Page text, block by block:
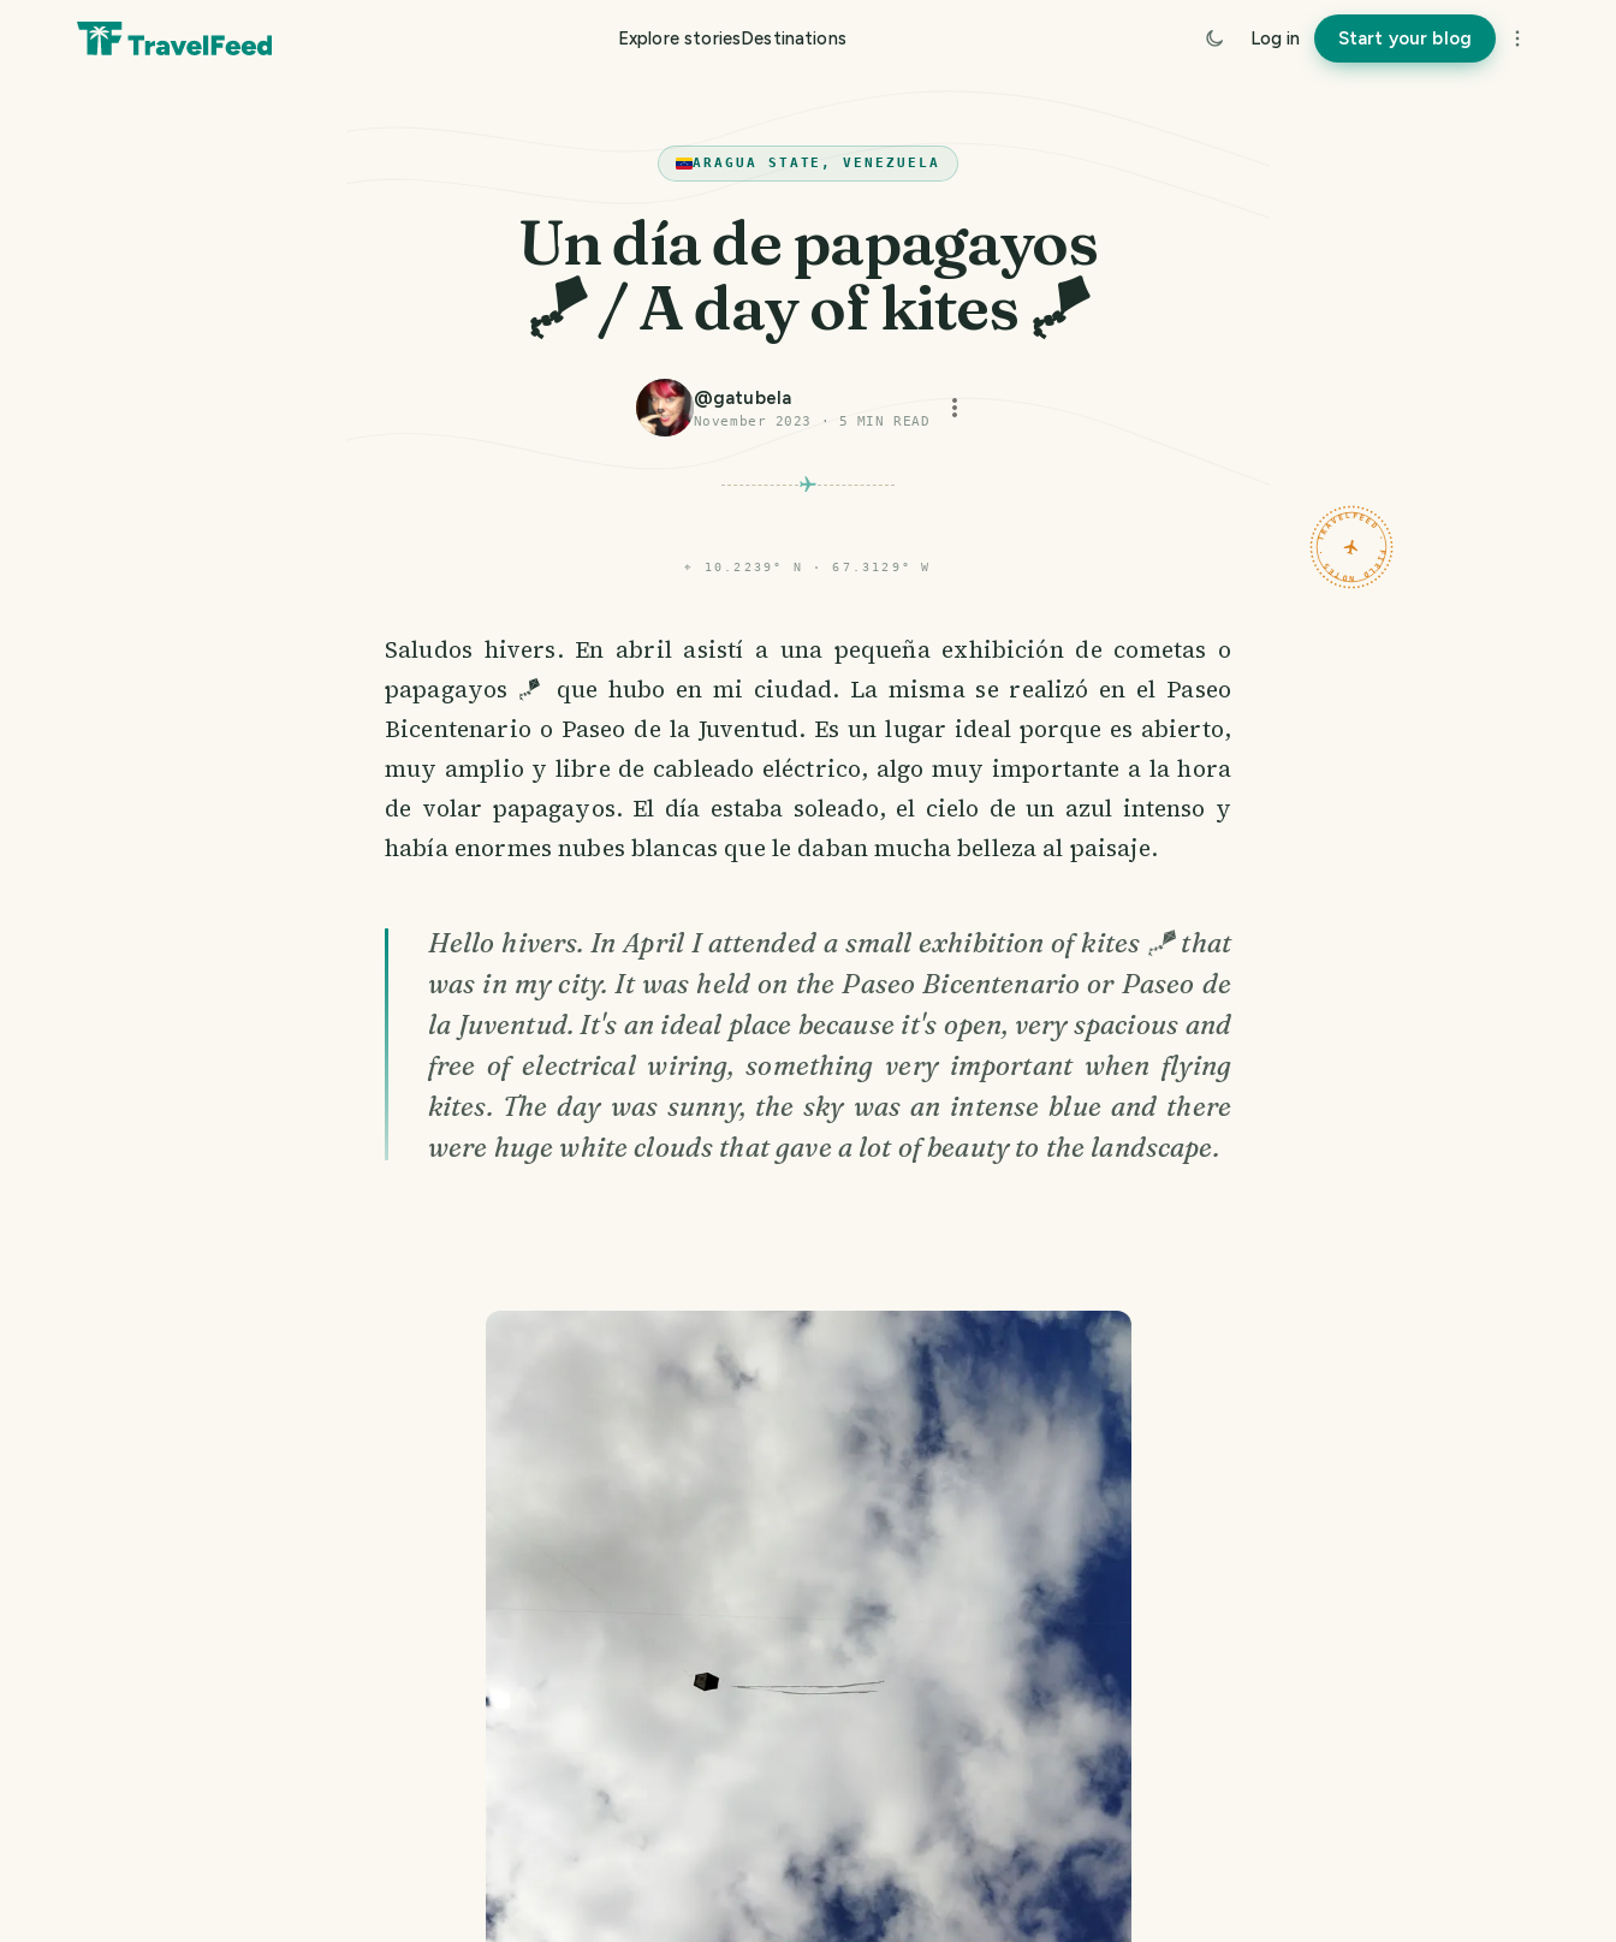
Explore storiesDestinations Log in Start your blog
ARAGUA STATE, VENEZUELA
Un día de papagayos
🪁 / A day of kites 🪁
@gatubela
November 2023 · 5 MIN READ
TRAVELFEED · FIELD NOTES ·
⌖ 10.2239° N · 67.3129° W
Saludos hivers. En abril asistí a una pequeña exhibición de cometas o
papagayos 🪁 que hubo en mi ciudad. La misma se realizó en el Paseo
Bicentenario o Paseo de la Juventud. Es un lugar ideal porque es abierto,
muy amplio y libre de cableado eléctrico, algo muy importante a la hora
de volar papagayos. El día estaba soleado, el cielo de un azul intenso y
había enormes nubes blancas que le daban mucha belleza al paisaje.
Hello hivers. In April I attended a small exhibition of kites 🪁 that
was in my city. It was held on the Paseo Bicentenario or Paseo de
la Juventud. It's an ideal place because it's open, very spacious and
free of electrical wiring, something very important when flying
kites. The day was sunny, the sky was an intense blue and there
were huge white clouds that gave a lot of beauty to the landscape.